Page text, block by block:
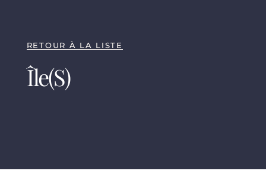
RETOUR À LA LISTE
Île(s)